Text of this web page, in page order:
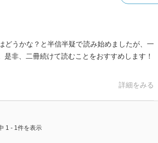
どうかな？と半信半疑で読み始めましたが、一
非、二冊続けて読むことをおすすめします！
詳細をみる
1 - 1件を表示